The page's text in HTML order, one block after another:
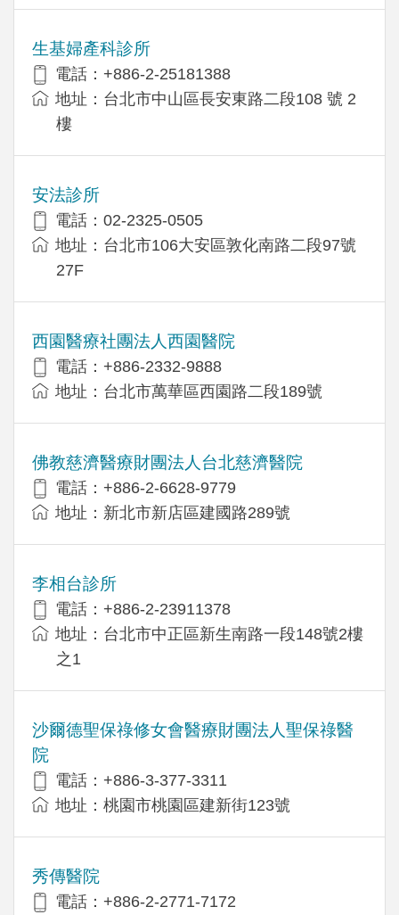
生基婦產科診所
電話：+886-2-25181388
地址：台北市中山區長安東路二段108 號 2
樓
安法診所
電話：02-2325-0505
地址：台北市106大安區敦化南路二段97號
27F
西園醫療社團法人西園醫院
電話：+886-2332-9888
地址：台北市萬華區西園路二段189號
佛教慈濟醫療財團法人台北慈濟醫院
電話：+886-2-6628-9779
地址：新北市新店區建國路289號
李相台診所
電話：+886-2-23911378
地址：台北市中正區新生南路一段148號2樓
之1
沙爾德聖保祿修女會醫療財團法人聖保祿醫
院
電話：+886-3-377-3311
地址：桃園市桃園區建新街123號
秀傳醫院
電話：+886-2-2771-7172